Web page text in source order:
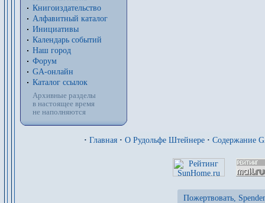
Книгоиздательство
Алфавитный каталог
Инициативы
Календарь событий
Наш город
Форум
GA-онлайн
Каталог ссылок
Архивные разделы
в настоящее время
не наполняются
· Главная · О Рудольфе Штейнере · Содержание
Пожертвовать,